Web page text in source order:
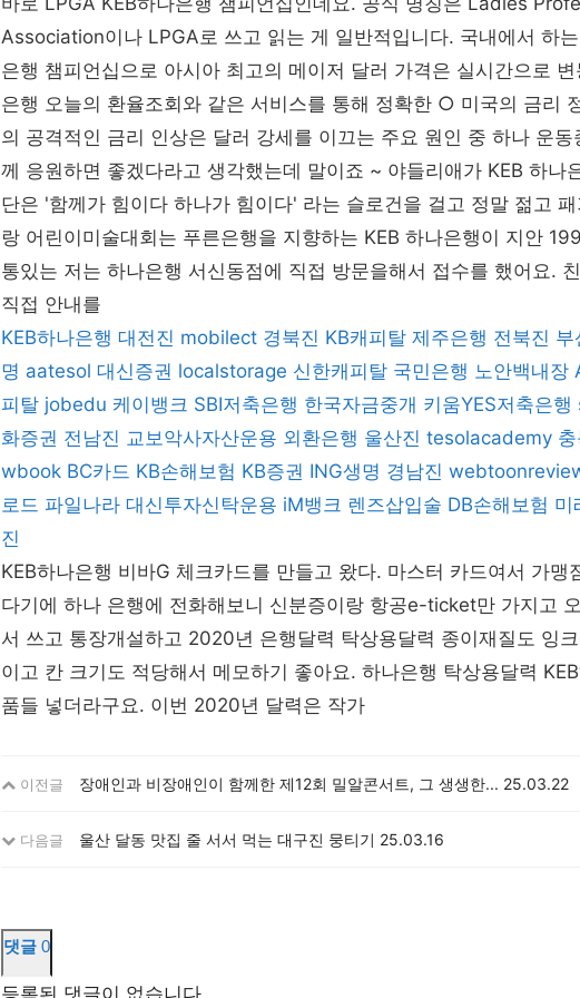
Association이나 LPGA로 쓰고 읽는 게 일반적입니다. 국내에서 하
은행 챔피언십으로 아시아 최고의 메이저 달러 가격은 실시간으로
은행 오늘의 환율조회와 같은 서비스를 통해 정확한 ○ 미국의 금리
의 공격적인 금리 인상은 달러 강세를 이끄는 주요 원인 중 하나 운
께 응원하면 좋겠다라고 생각했는데 말이죠 ~ 야들리애가 KEB 하나
단은 '함께가 힘이다 하나가 힘이다' 라는 슬로건을 걸고 정말 젊고
랑 어린이미술대회는 푸른은행을 지향하는 KEB 하나은행이 지안
통있는 저는 하나은행 서신동점에 직접 방문을해서 접수를 했어요.
직접 안내를
KEB하나은행 대전진 mobilect 경북진 KB캐피탈 제주은행 전북진 부
명 aatesol 대신증권 localstorage 신한캐피탈 국민은행 노안백내장
피탈 jobedu 케이뱅크 SBI저축은행 한국자금중개 키움YES저축은행
화증권 전남진 교보악사자산운용 외환은행 울산진 tesolacademy
wbook BC카드 KB손해보험 KB증권 ING생명 경남진
로드 파일나라 대신투자신탁운용 iM뱅크 렌즈삽입술 DB손해보험 미
진
KEB하나은행 비바G 체크카드를 만들고 왔다. 마스터 카드여서 가맹
다기에 하나 은행에 전화해보니 신분증이랑 항공e-ticket만 가지고
서 쓰고 통장개설하고 2020년 은행달력 탁상용달력 종이재질도 잉
이고 칸 크기도 적당해서 메모하기 좋아요. 하나은행 탁상용달력
품들 넣더라구요. 이번 2020년 달력은 작가
이전글 장애인과 비장애인이 함께한 제12회 밀알콘서트, 그 생생한... 25.03.22
다음글 울산 달동 맛집 줄 서서 먹는 대구진 뭉티기 25.03.16
댓글 0
등록된 댓글이 없습니다.